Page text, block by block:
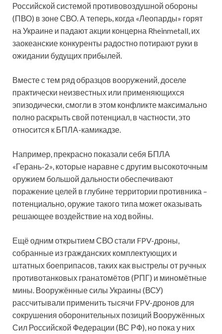
Российской системой противовоздушной обороны
(ПВО) в зоне СВО. А теперь, когда «Леопарды» горят
на Украине и падают акции концерна Rheinmetall, их
заокеанские конкуренты радостно потирают руки в
ожидании будущих прибылей.
Вместе с тем ряд образцов вооружений, доселе
практически неизвестных или применяющихся
эпизодически, смогли в этом конфликте максимально
полно раскрыть свой потенциал, в частности, это
относится к БПЛА-камикадзе.
Например, прекрасно показали себя БПЛА
«Герань-2», которые наравне с другим высокоточным
оружием большой дальности обеспечивают
поражение целей в глубине территории противника –
потенциально, оружие такого типа может оказывать
решающее воздействие на ход войны.
Ещё одним открытием СВО стали FPV-дроны,
собранные из гражданских комплектующих и
штатных боеприпасов, таких как выстрелы от ручных
противотанковых гранатомётов (РПГ) и миномётные
мины. Вооружённые силы Украины (ВСУ)
рассчитывали применить тысячи FPV-дронов для
сокрушения оборонительных позиций Вооружённых
Сил Российской Федерации (ВС РФ), но пока у них